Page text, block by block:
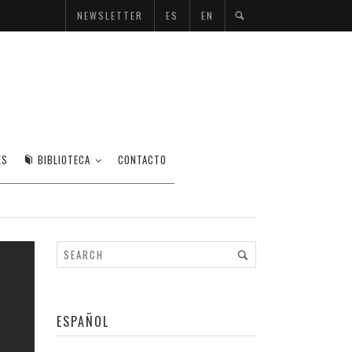
NEWSLETTER ES EN
BIBLIOTECA CONTACTO
ESPAÑOL